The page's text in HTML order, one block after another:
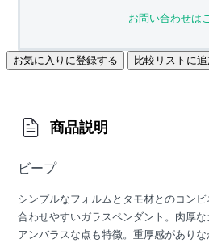
お問い合わせは
お気に入りに登録する 比較リストに
商品説明
ビープ
シンプルなフォルムとタモ材とのコン
合わせやすいガラスペンダント。肉厚
アンバラスな点も特徴。重厚感があり